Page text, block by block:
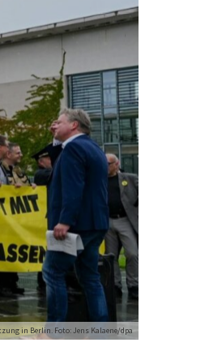
in Berlin. Foto: Jens Kalaene/dpa